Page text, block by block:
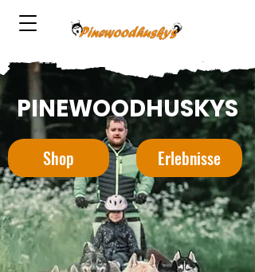
PINEWOODHUSKYS
Shop Erlebnisse